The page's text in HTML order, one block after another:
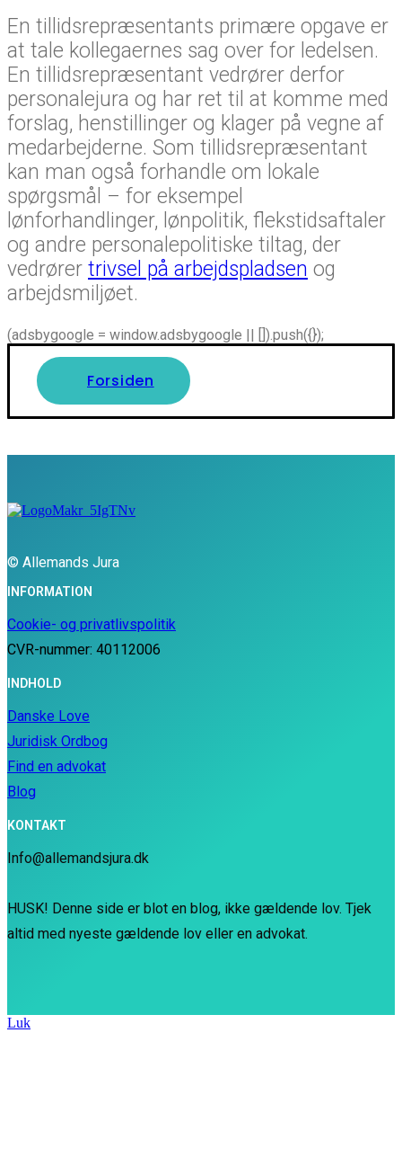
En tillidsrepræsentants primære opgave er
at tale kollegaernes sag over for ledelsen.
En tillidsrepræsentant vedrører derfor
personalejura og har ret til at komme med
forslag, henstillinger og klager på vegne af
medarbejderne. Som tillidsrepræsentant
kan man også forhandle om lokale
spørgsmål – for eksempel
lønforhandlinger, lønpolitik, flekstidsaftaler
og andre personalepolitiske tiltag, der
vedrører trivsel på arbejdspladsen og
arbejdsmiljøet.
(adsbygoogle = window.adsbygoogle || []).push({});
Forsiden
© Allemands Jura
INFORMATION
Cookie- og privatlivspolitik
CVR-nummer: 40112006
INDHOLD
Danske Love
Juridisk Ordbog
Find en advokat
Blog
KONTAKT
Info@allemandsjura.dk
HUSK! Denne side er blot en blog, ikke gældende lov. Tjek
altid med nyeste gældende lov eller en advokat.
Luk